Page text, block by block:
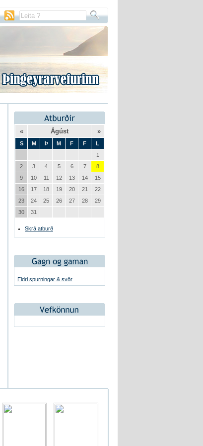
« Ágúst »
S M Þ M F F
L
1
2
3 4 5 6 7
8
9
10 11 12 13 14
15
16
17 18 19 20 21
22
23
24 25 26 27 28
29
30
31
Skrá atburð
Eldri spurningar & svör